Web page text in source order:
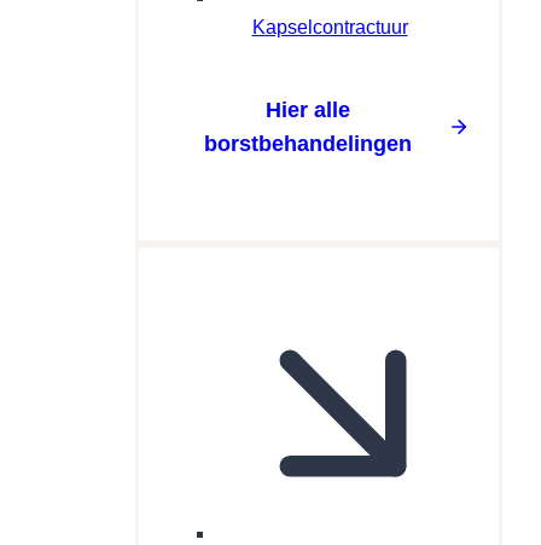
Kapselcontractuur
Hier alle
borstbehandelingen